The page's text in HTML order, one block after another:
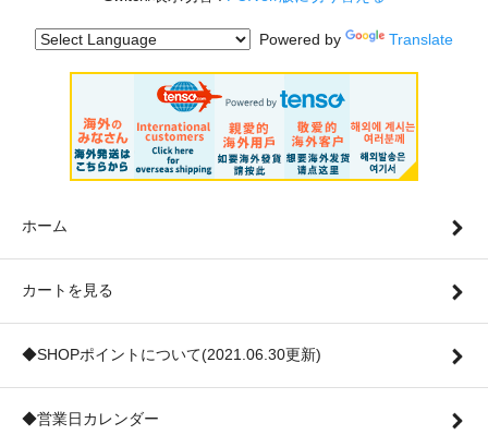
Powered by Translate
ホーム
カートを見る
◆SHOPポイントについて(2021.06.30更新)
◆営業日カレンダー